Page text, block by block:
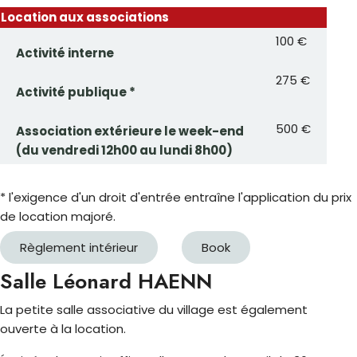
Location aux associations
Activité interne
100 €
Activité publique *
275 €
Association extérieure le week-end
(du vendredi 12h00 au lundi 8h00)
500 €
* l'exigence d'un droit d'entrée entraîne l'application du prix
de location majoré.
Règlement intérieur
Book
Salle Léonard HAENN
La petite salle associative du village est également
ouverte à la location.